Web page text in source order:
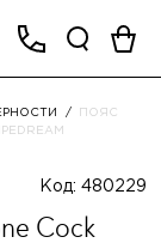
ПОЯС
Код: 480229
Cock